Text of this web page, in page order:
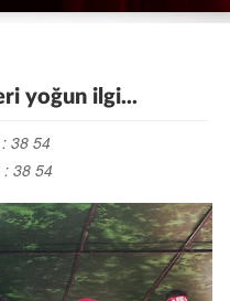
yoğun ilgi...
38 54
38 54